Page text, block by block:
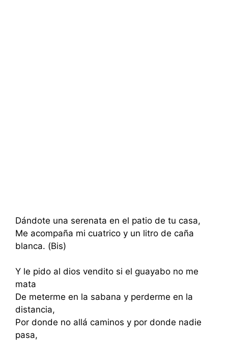
Dándote una serenata en el patio de tu casa,
Me acompaña mi cuatrico y un litro de caña
blanca. (Bis)
Y le pido al dios vendito si el guayabo no me
mata
De meterme en la sabana y perderme en la
distancia,
Por donde no allá caminos y por donde nadie
pasa,